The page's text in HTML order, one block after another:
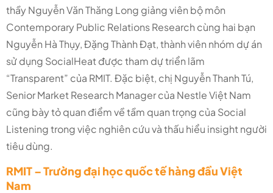
thầy Nguyễn Văn Thăng Long giảng viên bộ môn
Contemporary Public Relations Research cùng hai bạn
Nguyễn Hà Thụy, Đặng Thành Đạt, thành viên nhóm dự án
sử dụng SocialHeat được tham dự triển lãm
“Transparent” của RMIT. Đặc biệt, chị Nguyễn Thanh Tú,
Senior Market Research Manager của Nestle Việt Nam
cũng bày tỏ quan điểm về tầm quan trọng của Social
Listening trong việc nghiên cứu và thấu hiểu insight người
tiêu dùng.
RMIT – Trường đại học quốc tế hàng đầu Việt
Nam